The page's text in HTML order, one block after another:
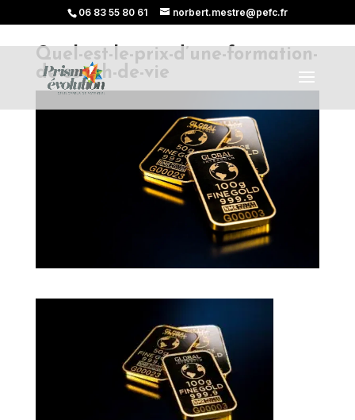
06 83 55 80 61 norbert.mestre@pefc.fr
Quel-est-le-prix-d’une-formation-
de-coach-de-vie